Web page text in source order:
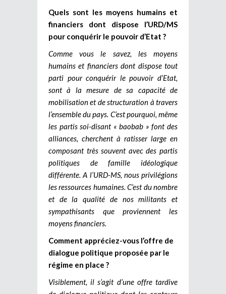
Quels sont les moyens humains et
financiers dont dispose l’URD/MS
pour conquérir le pouvoir d’Etat ?
Comme vous le savez, les moyens
humains et financiers dont dispose tout
parti pour conquérir le pouvoir d’Etat,
sont à la mesure de sa capacité de
mobilisation et de structuration à travers
l’ensemble du pays. C’est pourquoi, même
les partis soi-disant « baobab » font des
alliances, cherchent à ratisser large en
composant très souvent avec des partis
politiques de famille idéologique
différente. A l’URD-MS, nous privilégions
les ressources humaines. C’est du nombre
et de la qualité de nos militants et
sympathisants que proviennent les
moyens financiers.
Comment appréciez-vous l’offre de
dialogue politique proposée par le
régime en place ?
Visiblement, il s’agit d’une offre tardive